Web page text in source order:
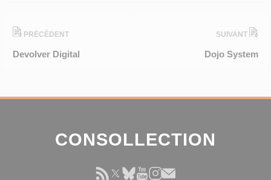
PRÉCÉDENT
Devolver Digital
SUIVANT
Dojo System
CONSOLLECTION